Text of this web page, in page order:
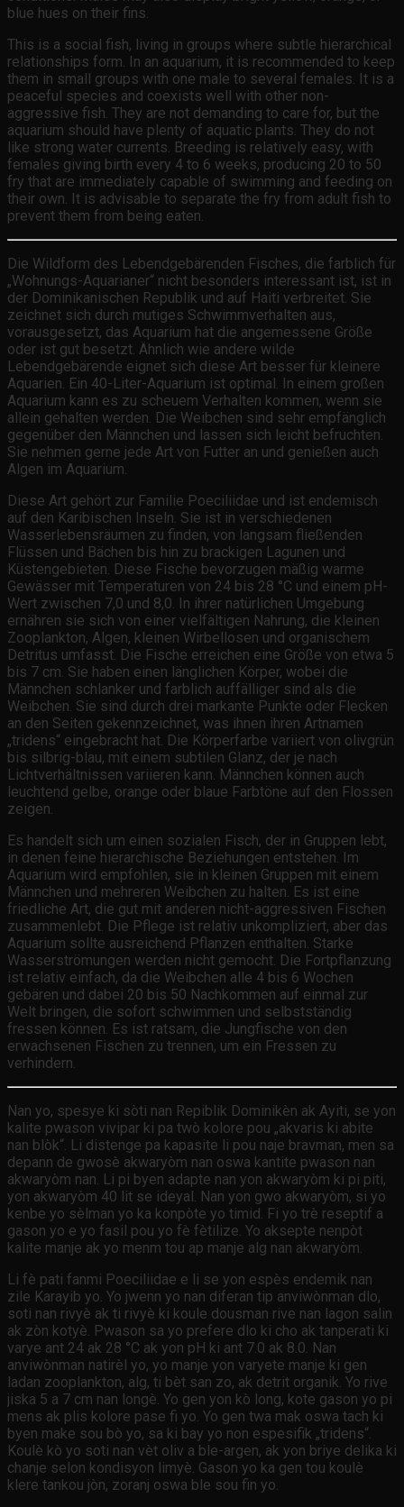
blue hues on their fins.
This is a social fish, living in groups where subtle hierarchical
relationships form. In an aquarium, it is recommended to keep
them in small groups with one male to several females. It is a
peaceful species and coexists well with other non-
aggressive fish. They are not demanding to care for, but the
aquarium should have plenty of aquatic plants. They do not
like strong water currents. Breeding is relatively easy, with
females giving birth every 4 to 6 weeks, producing 20 to 50
fry that are immediately capable of swimming and feeding on
their own. It is advisable to separate the fry from adult fish to
prevent them from being eaten.
Die Wildform des Lebendgebärenden Fisches, die farblich für
„Wohnungs-Aquarianer“ nicht besonders interessant ist, ist in
der Dominikanischen Republik und auf Haiti verbreitet. Sie
zeichnet sich durch mutiges Schwimmverhalten aus,
vorausgesetzt, das Aquarium hat die angemessene Größe
oder ist gut besetzt. Ähnlich wie andere wilde
Lebendgebärende eignet sich diese Art besser für kleinere
Aquarien. Ein 40-Liter-Aquarium ist optimal. In einem großen
Aquarium kann es zu scheuem Verhalten kommen, wenn sie
allein gehalten werden. Die Weibchen sind sehr empfänglich
gegenüber den Männchen und lassen sich leicht befruchten.
Sie nehmen gerne jede Art von Futter an und genießen auch
Algen im Aquarium.
Diese Art gehört zur Familie Poeciliidae und ist endemisch
auf den Karibischen Inseln. Sie ist in verschiedenen
Wasserlebensräumen zu finden, von langsam fließenden
Flüssen und Bächen bis hin zu brackigen Lagunen und
Küstengebieten. Diese Fische bevorzugen mäßig warme
Gewässer mit Temperaturen von 24 bis 28 °C und einem pH-
Wert zwischen 7,0 und 8,0. In ihrer natürlichen Umgebung
ernähren sie sich von einer vielfältigen Nahrung, die kleinen
Zooplankton, Algen, kleinen Wirbellosen und organischem
Detritus umfasst. Die Fische erreichen eine Größe von etwa 5
bis 7 cm. Sie haben einen länglichen Körper, wobei die
Männchen schlanker und farblich auffälliger sind als die
Weibchen. Sie sind durch drei markante Punkte oder Flecken
an den Seiten gekennzeichnet, was ihnen ihren Artnamen
„tridens“ eingebracht hat. Die Körperfarbe variiert von olivgrün
bis silbrig-blau, mit einem subtilen Glanz, der je nach
Lichtverhältnissen variieren kann. Männchen können auch
leuchtend gelbe, orange oder blaue Farbtöne auf den Flossen
zeigen.
Es handelt sich um einen sozialen Fisch, der in Gruppen lebt,
in denen feine hierarchische Beziehungen entstehen. Im
Aquarium wird empfohlen, sie in kleinen Gruppen mit einem
Männchen und mehreren Weibchen zu halten. Es ist eine
friedliche Art, die gut mit anderen nicht-aggressiven Fischen
zusammenlebt. Die Pflege ist relativ unkompliziert, aber das
Aquarium sollte ausreichend Pflanzen enthalten. Starke
Wasserströmungen werden nicht gemocht. Die Fortpflanzung
ist relativ einfach, da die Weibchen alle 4 bis 6 Wochen
gebären und dabei 20 bis 50 Nachkommen auf einmal zur
Welt bringen, die sofort schwimmen und selbstständig
fressen können. Es ist ratsam, die Jungfische von den
erwachsenen Fischen zu trennen, um ein Fressen zu
verhindern.
Nan yo, spesye ki sòti nan Repiblik Dominikèn ak Ayiti, se yon
kalite pwason vivipar ki pa twò kolore pou „akvaris ki abite
nan blòk“. Li distenge pa kapasite li pou naje bravman, men sa
depann de gwosè akwaryòm nan oswa kantite pwason nan
akwaryòm nan. Li pi byen adapte nan yon akwaryòm ki pi piti,
yon akwaryòm 40 lit se ideyal. Nan yon gwo akwaryòm, si yo
kenbe yo sèlman yo ka konpòte yo timid. Fi yo trè reseptif a
gason yo e yo fasil pou yo fè fètilize. Yo aksepte nenpòt
kalite manje ak yo menm tou ap manje alg nan akwaryòm.
Li fè pati fanmi Poeciliidae e li se yon espès endemik nan
zile Karayib yo. Yo jwenn yo nan diferan tip anviwònman dlo,
soti nan rivyè ak ti rivyè ki koule dousman rive nan lagon salin
ak zòn kotyè. Pwason sa yo prefere dlo ki cho ak tanperati ki
varye ant 24 ak 28 °C ak yon pH ki ant 7.0 ak 8.0. Nan
anviwònman natirèl yo, yo manje yon varyete manje ki gen
ladan zooplankton, alg, ti bèt san zo, ak detrit organik. Yo rive
jiska 5 a 7 cm nan longè. Yo gen yon kò long, kote gason yo pi
mens ak plis kolore pase fi yo. Yo gen twa mak oswa tach ki
byen make sou bò yo, sa ki bay yo non espesifik „tridens“.
Koulè kò yo soti nan vèt oliv a ble-argen, ak yon briye delika ki
chanje selon kondisyon limyè. Gason yo ka gen tou koulè
klere tankou jòn, zoranj oswa ble sou fin yo.